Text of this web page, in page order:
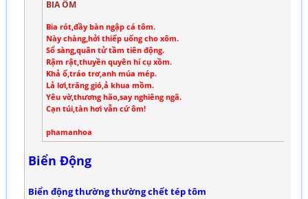
BIA ÔM
Bia rót,đầy bàn ngập cá tôm.
Này chàng,hởi thiếp uống cho xôm.
Sổ sàng,quân tử tầm tiên động.
Rậm rật,thuyền quyên hí cụ xồm.
Khả ố,tráo trơ,anh múa mép.
Lả lơi,trăng gió,ả khua mồm.
Yêu vờ,thương hão,say nghiêng ngã.
Cạn túi,tàn hơi vẫn cứ ôm!
phamanhoa
Biển Động
Biển động thường thường chết tép tôm